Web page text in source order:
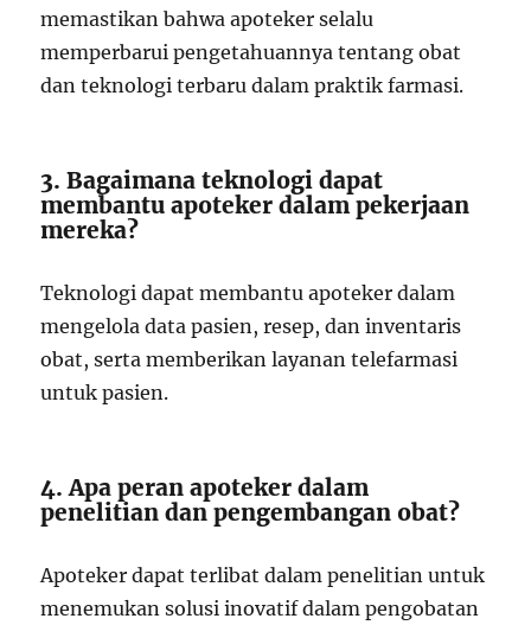
memastikan bahwa apoteker selalu
memperbarui pengetahuannya tentang obat
dan teknologi terbaru dalam praktik farmasi.
3. Bagaimana teknologi dapat
membantu apoteker dalam pekerjaan
mereka?
Teknologi dapat membantu apoteker dalam
mengelola data pasien, resep, dan inventaris
obat, serta memberikan layanan telefarmasi
untuk pasien.
4. Apa peran apoteker dalam
penelitian dan pengembangan obat?
Apoteker dapat terlibat dalam penelitian untuk
menemukan solusi inovatif dalam pengobatan